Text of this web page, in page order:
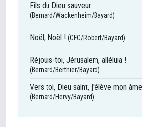
Fils du Dieu sauveur
(Bernard/Wackenheim/Bayard)
Noël, Noël ! (CFC/Robert/Bayard)
Réjouis-toi, Jérusalem, alléluia !
(Bernard/Berthier/Bayard)
Vers toi, Dieu saint, j'élève mon âme
(Bernard/Hervy/Bayard)